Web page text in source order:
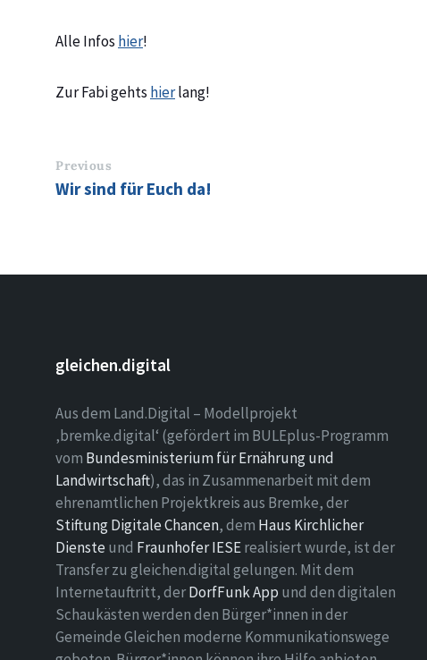
Alle Infos hier!
Zur Fabi gehts hierlang!
Previous
Wir sind für Euch da!
gleichen.digital
Aus dem Land.Digital – Modellprojekt
‚bremke.digital‘ (gefördert im BULEplus-Programm
vom Bundesministerium für Ernährung und
Landwirtschaft), das in Zusammenarbeit mit dem
ehrenamtlichen Projektkreis aus Bremke, der
Stiftung Digitale Chancen, dem Haus Kirchlicher
Dienste und Fraunhofer IESErealisiert wurde, ist der
Transfer zu gleichen.digital gelungen. Mit dem
Internetauftritt, derDorfFunk App und den digitalen
Schaukästen werden den Bürger*innen in der
Gemeinde Gleichen moderne Kommunikationswege